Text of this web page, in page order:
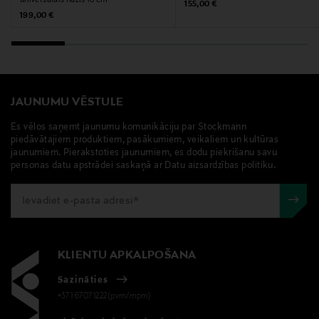
Atslēgvārdi
Original Price
199,00 €
Original Price
155,00 €
JAUNUMU VĒSTULE
Es vēlos saņemt jaunumu komunikāciju par Stockmann
piedāvātajiem produktiem, pasākumiem, veikaliem un kultūras
jaunumiem. Pierakstoties jaunumiem, es dodu piekrišanu savu
personas datu apstrādei saskaņā ar Datu aizsardzības politiku.
KLIENTU APKALPOŠANA
Sazināties
+371 67071222(pvm/mpm)